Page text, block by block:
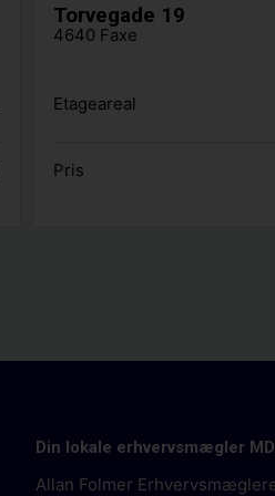
Torvegade 19
4640 Faxe
Etageareal
Pris
Din lokale erhvervsmægler
Allan Folmer